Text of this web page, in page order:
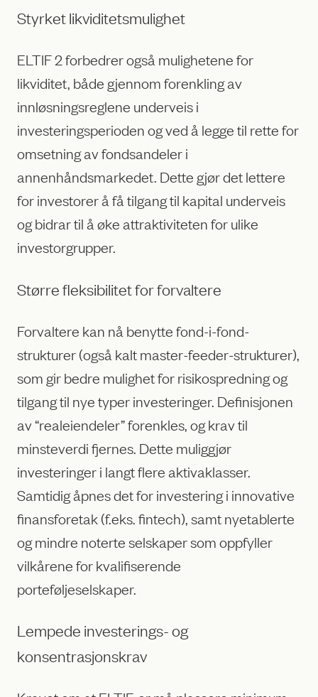
Styrket likviditetsmulighet
ELTIF 2 forbedrer også mulighetene for
likviditet, både gjennom forenkling av
innløsningsreglene underveis i
investeringsperioden og ved å legge til rette for
omsetning av fondsandeler i
annenhåndsmarkedet. Dette gjør det lettere
for investorer å få tilgang til kapital underveis
og bidrar til å øke attraktiviteten for ulike
investorgrupper.
Større fleksibilitet for forvaltere
Forvaltere kan nå benytte fond-i-fond-
strukturer (også kalt master-feeder-strukturer),
som gir bedre mulighet for risikospredning og
tilgang til nye typer investeringer. Definisjonen
av “realeiendeler” forenkles, og krav til
minsteverdi fjernes. Dette muliggjør
investeringer i langt flere aktivaklasser.
Samtidig åpnes det for investering i innovative
finansforetak (f.eks. fintech), samt nyetablerte
og mindre noterte selskaper som oppfyller
vilkårene for kvalifiserende
porteføljeselskaper.
Lempede investerings- og
konsentrasjonskrav